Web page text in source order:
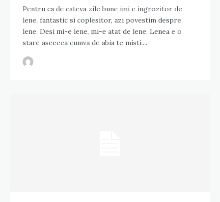
Pentru ca de cateva zile bune imi e ingrozitor de
lene, fantastic si coplesitor, azi povestim despre
lene. Desi mi-e lene, mi-e atat de lene. Lenea e o
stare aseeeea cumva de abia te misti....